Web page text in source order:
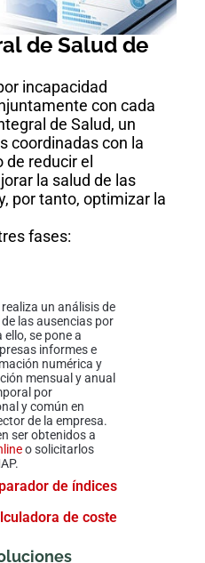
de Salud de
incapacidad
con cada
de Salud, un
coordinadas con la
reducir el
la salud de las
por tanto, optimizar la
fases:
un análisis de
las ausencias por
se pone a
informes e
numérica y
mensual y anual
por
y común en
de la empresa.
ser obtenidos a
o solicitarlos
de índices
de coste